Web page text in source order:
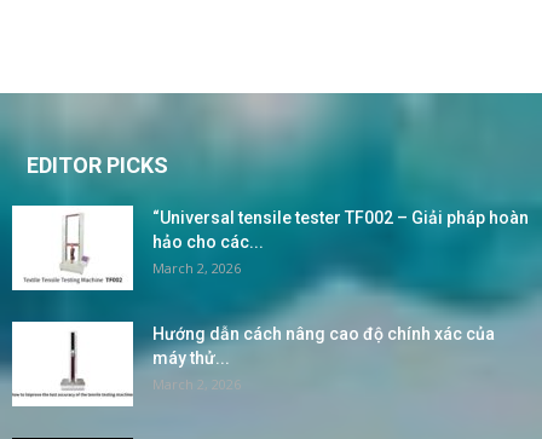
EDITOR PICKS
“Universal tensile tester TF002 – Giải pháp hoàn
hảo cho các...
March 2, 2026
Hướng dẫn cách nâng cao độ chính xác của
máy thử...
March 2, 2026